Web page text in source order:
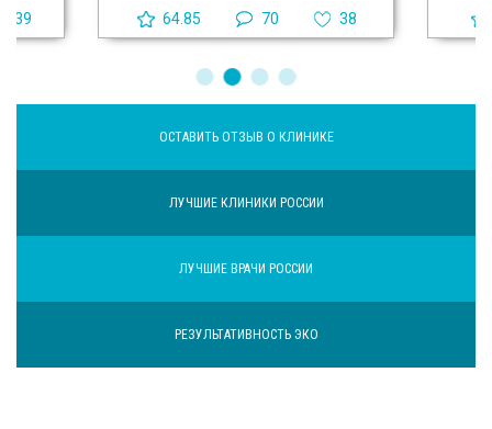
39 64.85 70 38
ОСТАВИТЬ ОТЗЫВ О КЛИНИКЕ
ЛУЧШИЕ КЛИНИКИ РОССИИ
ЛУЧШИЕ ВРАЧИ РОССИИ
РЕЗУЛЬТАТИВНОСТЬ ЭКО